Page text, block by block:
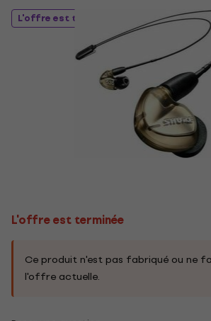
L'offre est terminée
L'offre est terminée
Ce produit n'est pas fabriqué ou ne
l'offre actuelle.